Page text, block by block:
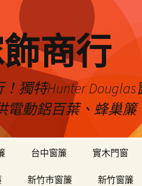
商行
獨特Hunter
動鋁百葉、蜂巢
台中窗簾 實木門窗
新竹市窗簾 新竹窗簾